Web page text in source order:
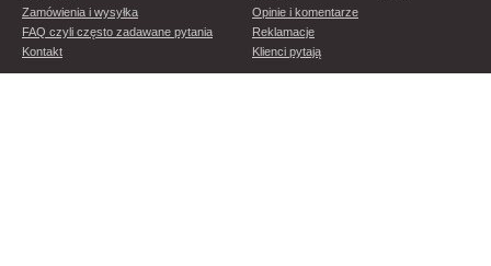
Zamówienia i wysyłka
FAQ czyli często zadawane pytania
Kontakt
Opinie i komentarze
Reklamacje
Klienci pytają